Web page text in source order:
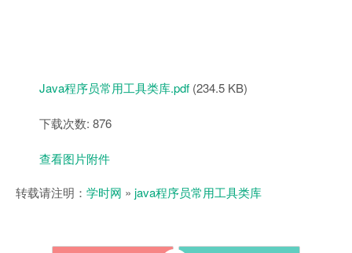
Java程序员常用工具类库.pdf (234.5 KB)
下载次数: 876
查看图片附件
转载请注明： 学时网 » java程序员常用工具类库